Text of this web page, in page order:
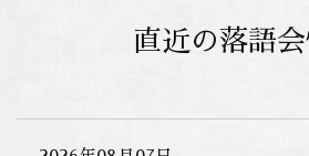
直近の落語